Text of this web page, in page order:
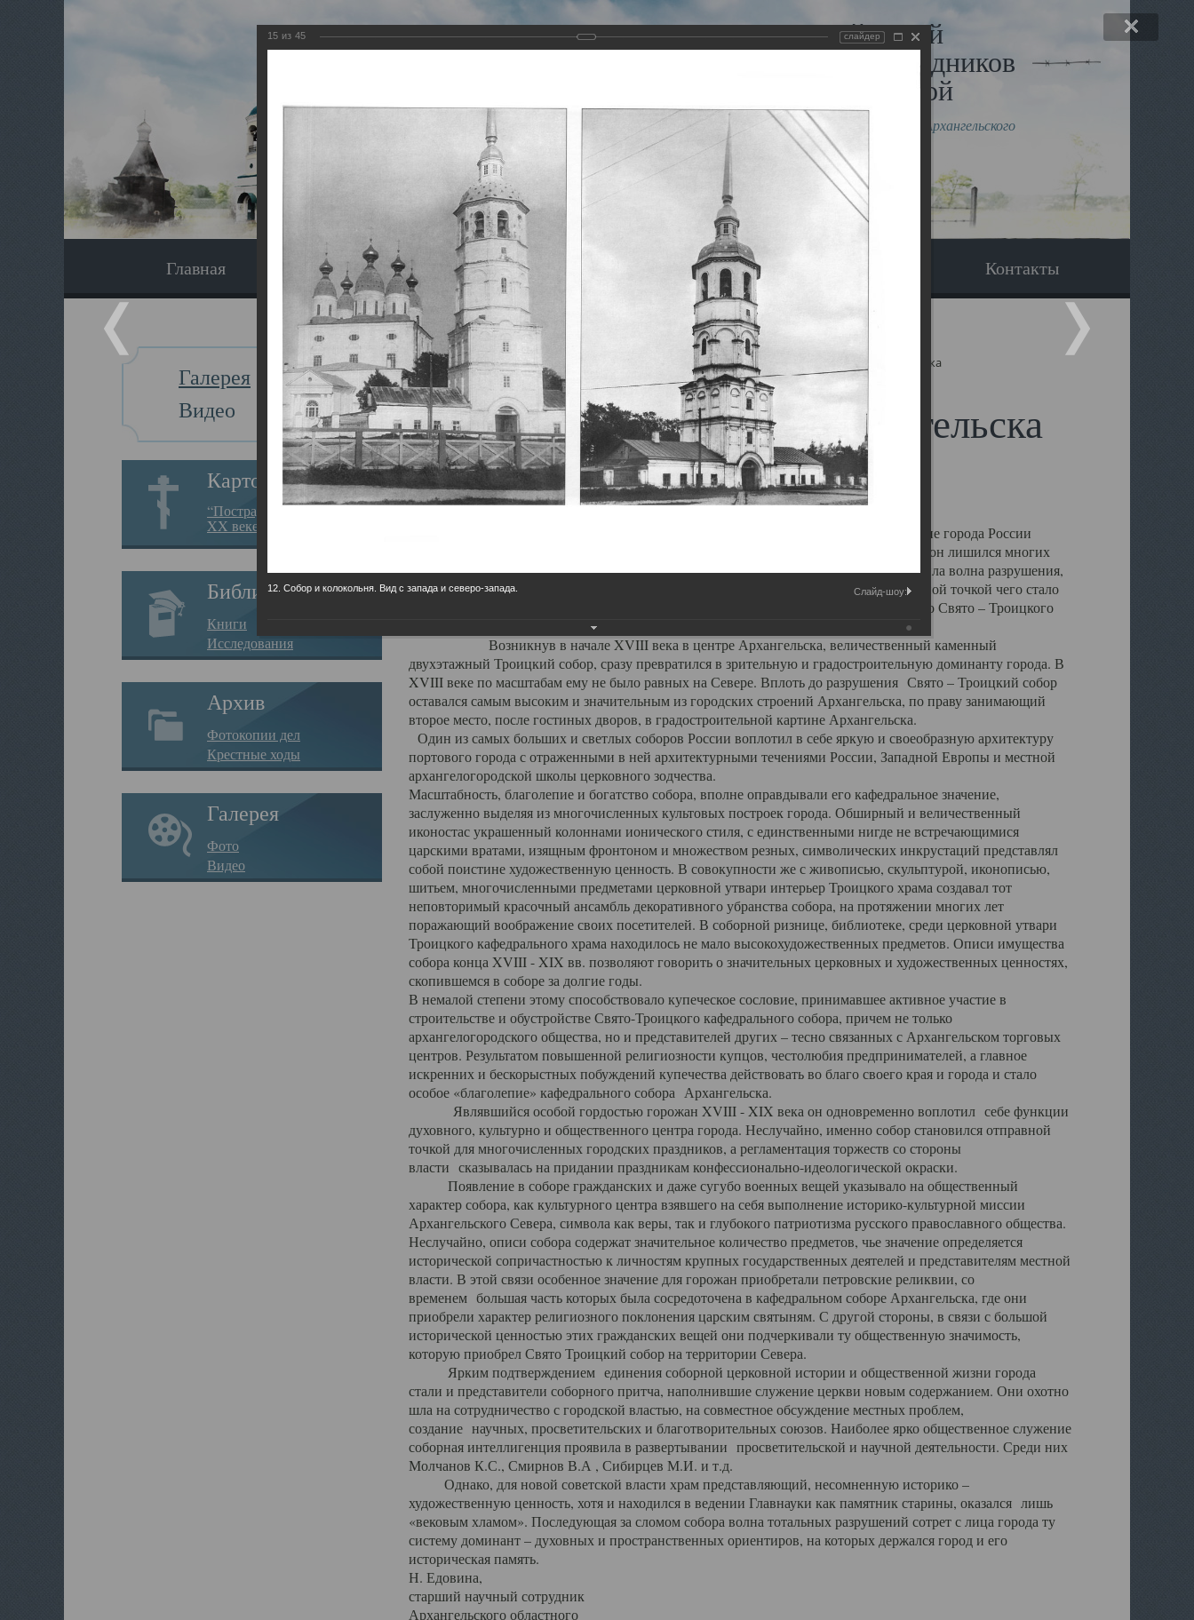
Виртуальный музей
Новомучеников и исповедников
Земли Архангельской
Сайт создан по благословлению митрополита Архангельского
и Холмогорского Даниила
Главная Экскурсия Наследники Галерея Контакты
Галерея
Видео
Картотека
“Пострадавшие за веру в
XX веке на Севере”
Библиотека
Книги
Исследования
Архив
Фотокопии дел
Крестные ходы
Галерея
Фото
Видео
Главная Галерея Храмы-мученики Архангельска Свято-Троицкий собор Архангельска
Свято-Троицкий собор Архангельска
Свято-Троицкий собор Архангельска
Сегодня мы можем говорить, что Архангельск в большей мере, чем другие губернские города России
пострадал от целенаправленных систематических разрушений, в результате которых он лишился многих
выдающихся памятников архитектуры. Больше всего по старому Архангельску ударила волна разрушения,
вызванная борьбой с религией, набравшая особую силу в конце 20 –х годов. Отправной точкой чего стало
разрушение православного центра архангельской губернии - ансамбля кафедрального Свято – Троицкого
Возникнув в начале XVIII века в центре Архангельска, величественный каменный
двухэтажный Троицкий собор, сразу превратился в зрительную и градостроительную доминанту города. В
XVIII веке по масштабам ему не было равных на Севере. Вплоть до разрушения Свято – Троицкий собор
оставался самым высоким и значительным из городских строений Архангельска, по праву занимающий
второе место, после гостиных дворов, в градостроительной картине Архангельска.
Один из самых больших и светлых соборов России воплотил в себе яркую и своеобразную архитектуру
портового города с отраженными в ней архитектурными течениями России, Западной Европы и местной
архангелогородской школы церковного зодчества.
Масштабность, благолепие и богатство собора, вполне оправдывали его кафедральное значение,
заслуженно выделяя из многочисленных культовых построек города. Обширный и величественный
иконостас украшенный колоннами ионического стиля, с единственными нигде не встречающимися
царскими вратами, изящным фронтоном и множеством резных, символических инкрустаций представлял
собой поистине художественную ценность. В совокупности же с живописью, скульптурой, иконописью,
шитьем, многочисленными предметами церковной утвари интерьер Троицкого храма создавал тот
неповторимый красочный ансамбль декоративного убранства собора, на протяжении многих лет
поражающий воображение своих посетителей. В соборной ризнице, библиотеке, среди церковной утвари
Троицкого кафедрального храма находилось не мало высокохудожественных предметов. Описи имущества
собора конца XVIII - XIX вв. позволяют говорить о значительных церковных и художественных ценностях,
скопившемся в соборе за долгие годы.
В немалой степени этому способствовало купеческое сословие, принимавшее активное участие в
строительстве и обустройстве Свято-Троицкого кафедрального собора, причем не только
архангелогородского общества, но и представителей других – тесно связанных с Архангельском торговых
центров. Результатом повышенной религиозности купцов, честолюбия предпринимателей, а главное
искренних и бескорыстных побуждений купечества действовать во благо своего края и города и стало
особое «благолепие» кафедрального собора Архангельска.
Являвшийся особой гордостью горожан XVIII - XIX века он одновременно воплотил себе функции
духовного, культурно и общественного центра города. Неслучайно, именно собор становился отправной
точкой для многочисленных городских праздников, а регламентация торжеств со стороны
власти сказывалась на придании праздникам конфессионально-идеологической окраски.
Появление в соборе гражданских и даже сугубо военных вещей указывало на общественный
характер собора, как культурного центра взявшего на себя выполнение историко-культурной миссии
Архангельского Севера, символа как веры, так и глубокого патриотизма русского православного общества.
Неслучайно, описи собора содержат значительное количество предметов, чье значение определяется
исторической сопричастностью к личностям крупных государственных деятелей и представителям местной
власти. В этой связи особенное значение для горожан приобретали петровские реликвии, со
временем большая часть которых была сосредоточена в кафедральном соборе Архангельска, где они
приобрели характер религиозного поклонения царским святыням. С другой стороны, в связи с большой
исторической ценностью этих гражданских вещей они подчеркивали ту общественную значимость,
которую приобрел Свято Троицкий собор на территории Севера.
Ярким подтверждением единения соборной церковной истории и общественной жизни города
стали и представители соборного притча, наполнившие служение церкви новым содержанием. Они охотно
шла на сотрудничество с городской властью, на совместное обсуждение местных проблем,
создание научных, просветительских и благотворительных союзов. Наиболее ярко общественное служение
соборная интеллигенция проявила в развертывании просветительской и научной деятельности. Среди них
Молчанов К.С., Смирнов В.А , Сибирцев М.И. и т.д.
Однако, для новой советской власти храм представляющий, несомненную историко –
художественную ценность, хотя и находился в ведении Главнауки как памятник старины, оказался лишь
«вековым хламом». Последующая за сломом собора волна тотальных разрушений сотрет с лица города ту
систему доминант – духовных и пространственных ориентиров, на которых держался город и его
историческая память.
Н. Едовина,
старший научный сотрудник
Архангельского областного
15 из 45 слайдер
12. Собор и колокольня. Вид с запада и северо-запада. Слайд-шоу: